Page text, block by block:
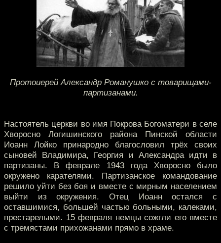
Протоиерей Александр Романушко с товарищами-
партизанами.
Настоятель церкви во имя Покрова Богоматери в селе
Хворосно Логишинского района Пинской области
Иоанн Лойко принародно благословил трёх своих
сыновей Владимира, Георгия и Александра идти в
партизаны. В феврале 1943 года Хворосно было
окружено карателями. Партизанское командование
решило уйти без боя и вместе с мирным населением
выйти из окружения. Отец Иоанн остался с
оставшимися, большей частью больными, калеками,
престарелыми. 15 февраля немцы сожгли его вместе
с тремястами прихожанами прямо в храме.